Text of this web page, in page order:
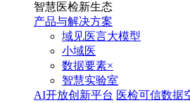
智慧医检新生态
产品与解决方案
域见医言大模型
小域医
数据要素×
智慧实验室
AI开放创新平台 医检可信数据